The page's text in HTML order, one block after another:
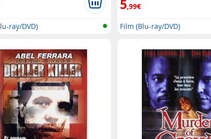
ray/DVD)
5,99€
Film (Blu-ray/DVD)